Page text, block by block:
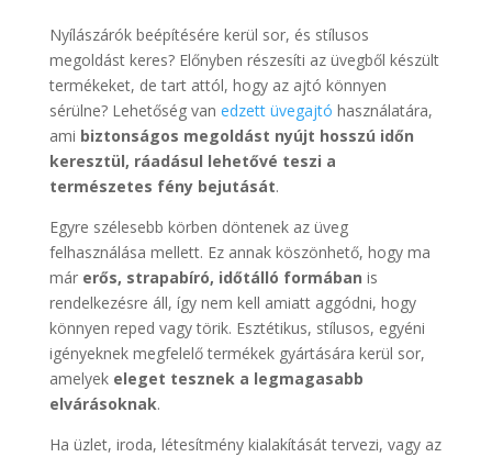
Nyílászárók beépítésére kerül sor, és stílusos
megoldást keres? Előnyben részesíti az üvegből készült
termékeket, de tart attól, hogy az ajtó könnyen
sérülne? Lehetőség van edzett üvegajtó használatára,
ami biztonságos megoldást nyújt hosszú időn
keresztül, ráadásul lehetővé teszi a
természetes fény bejutását.
Egyre szélesebb körben döntenek az üveg
felhasználása mellett. Ez annak köszönhető, hogy ma
már erős, strapabíró, időtálló formában is
rendelkezésre áll, így nem kell amiatt aggódni, hogy
könnyen reped vagy törik. Esztétikus, stílusos, egyéni
igényeknek megfelelő termékek gyártására kerül sor,
amelyekeleget tesznek a legmagasabb
elvárásoknak.
Ha üzlet, iroda, létesítmény kialakítását tervezi, vagy az